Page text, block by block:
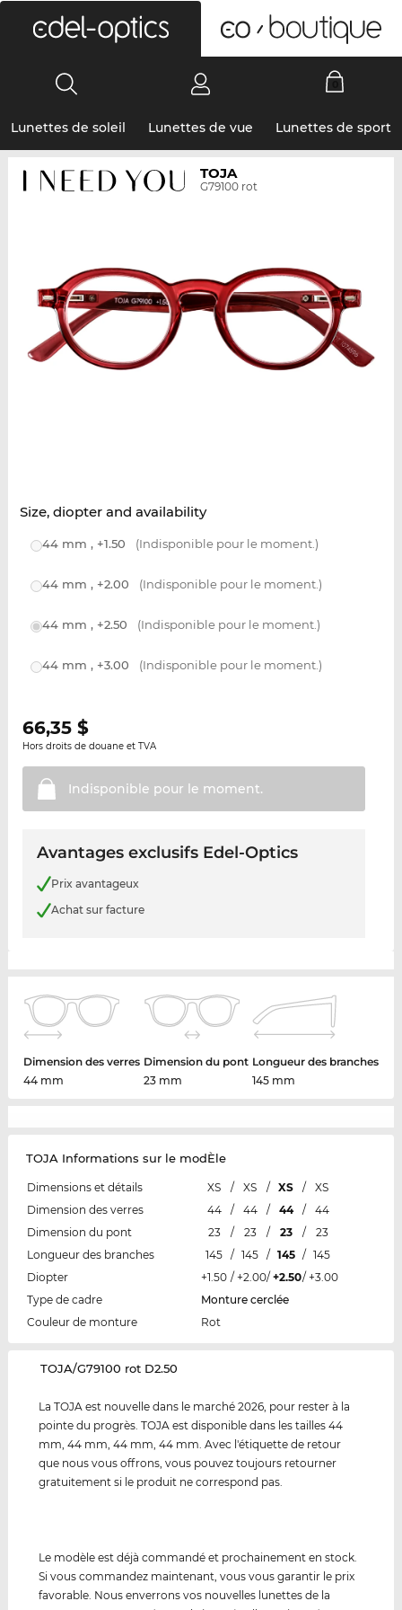
Lunettes de soleil Lunettes de vue Lunettes de sport
TOJA
G79100 rot
Size, diopter and availability
44 mm , +1.50 (Indisponible pour le moment.)
44 mm , +2.00 (Indisponible pour le moment.)
44 mm , +2.50 (Indisponible pour le moment.)
44 mm , +3.00 (Indisponible pour le moment.)
66,35$
Hors droits de douane et TVA
Indisponible pour le moment.
Avantages exclusifs Edel-Optics
Prix avantageux
Achat sur facture
Dimension des verres
44 mm
Dimension du pont
23 mm
Longueur des branches
145 mm
TOJA Informations sur le modÈle
Dimensions et détails XS / XS / XS /
XS
Dimension des verres
44 / 44 / 44 /
44
Dimension du pont
23 / 23 / 23 /
23
Longueur des branches
145 / 145 / 145 / 145
Diopter
+1.50 / +2.00/ +2.50/ +3.00
Type de cadre
Monture cerclée
Couleur de monture
Rot
‌TOJA/G79100 rot D2.50
La TOJA est nouvelle dans le marché 2026, pour rester à la
pointe du progrès. TOJA est disponible dans les tailles 44
mm, 44 mm, 44 mm, 44 mm. Avec l'étiquette de retour
que nous vous offrons, vous pouvez toujours retourner
gratuitement si le produit ne correspond pas.
Le modèle est déjà commandé et prochainement en stock.
Si vous commandez maintenant, vous vous garantir le prix
favorable. Nous enverrons vos nouvelles lunettes de la